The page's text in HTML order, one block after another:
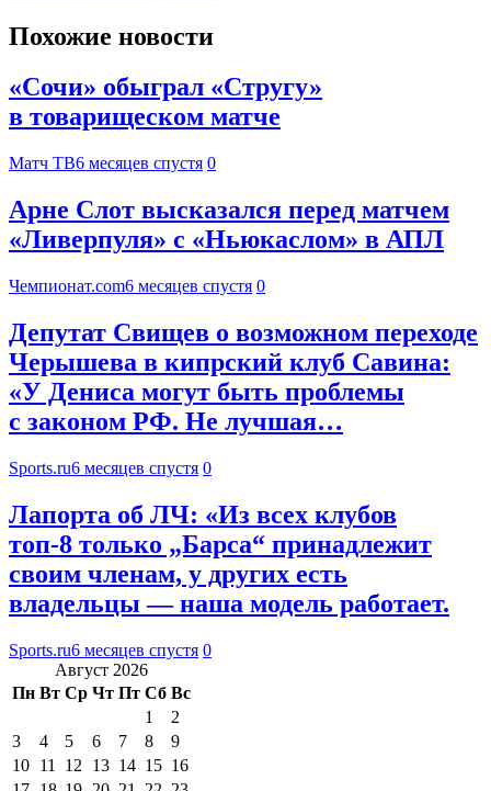
Похожие новости
«Сочи» обыграл «Стругу»
в товарищеском матче
Матч ТВ6 месяцев спустя 0
Арне Слот высказался перед матчем
«Ливерпуля» с «Ньюкаслом» в АПЛ
Чемпионат.com6 месяцев спустя 0
Депутат Свищев о возможном переходе
Черышева в кипрский клуб Савина:
«У Дениса могут быть проблемы
с законом РФ. Не лучшая…
Sports.ru6 месяцев спустя 0
Лапорта об ЛЧ: «Из всех клубов
топ-8 только „Барса“ принадлежит
своим членам, у других есть
владельцы — наша модель работает.
Sports.ru6 месяцев спустя 0
Август 2026
Пн Вт Ср Чт Пт Сб Вс
1
2
3
4 5 6 7 8
9
10 11 12 13 14 15 16